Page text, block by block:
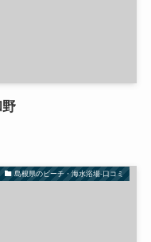
島根県のビーチ・海水浴場-口コミ